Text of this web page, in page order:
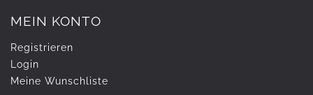
MEIN KONTO
Registrieren
Login
Meine Wunschliste